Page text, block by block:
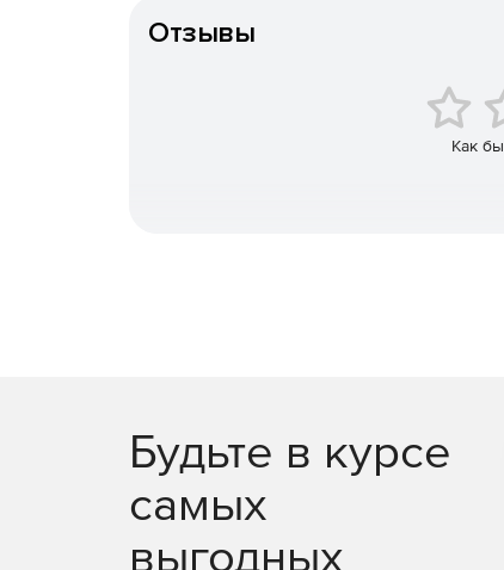
Эффективная защита от вирусов и
Современная защита от угроз сети.
браузера и функция блокирования
загрузки вредоносных программ и
Отзывы
Как
Будьте в курсе
самых
выгодных